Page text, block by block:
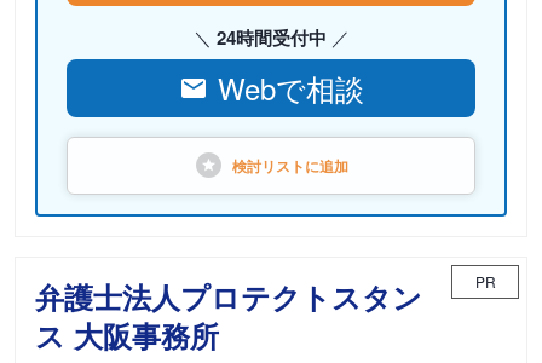
24時間受付中
Webで相談
検討リストに追加
弁護士法人プロテクトスタン
ス 大阪事務所
PR